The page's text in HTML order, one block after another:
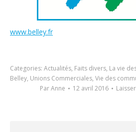
www.belley.fr
Categories: Actualités, Faits divers, La vie
Belley, Unions Commerciales, Vie des
ParAnne 12 avril 2016